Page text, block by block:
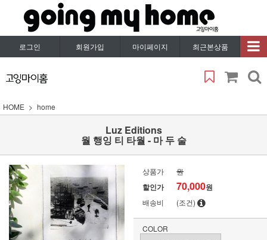
로그인 회원가입 마이페이지 최근본상품
HOME home
Luz Editions
월 행잉 티 타월 - 마 두 술
상품가 원
할인가 70,000원
배송비 (조건)
COLOR